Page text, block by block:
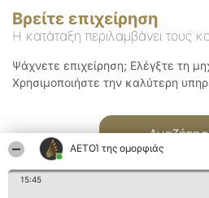
ΑΕΤΟΊ της ομορφιάς
15:45
Βρείτε επιχείρηση
Η κατάταξη περιλαμβάνει τους
Ψάχνετε επιχείρηση; Ελέγξτε τη
Χρησιμοποιήστε την καλύτερη